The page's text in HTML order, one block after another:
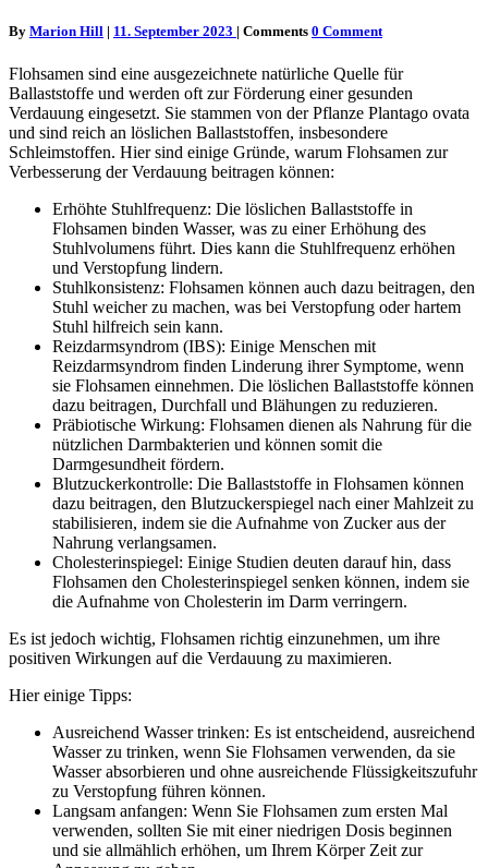
By Marion Hill | 11. September 2023 | Comments 0 Comment
Flohsamen sind eine ausgezeichnete natürliche Quelle für
Ballaststoffe und werden oft zur Förderung einer gesunden
Verdauung eingesetzt. Sie stammen von der Pflanze Plantago ovata
und sind reich an löslichen Ballaststoffen, insbesondere
Schleimstoffen. Hier sind einige Gründe, warum Flohsamen zur
Verbesserung der Verdauung beitragen können:
Erhöhte Stuhlfrequenz: Die löslichen Ballaststoffe in
Flohsamen binden Wasser, was zu einer Erhöhung des
Stuhlvolumens führt. Dies kann die Stuhlfrequenz erhöhen
und Verstopfung lindern.
Stuhlkonsistenz: Flohsamen können auch dazu beitragen, den
Stuhl weicher zu machen, was bei Verstopfung oder hartem
Stuhl hilfreich sein kann.
Reizdarmsyndrom (IBS): Einige Menschen mit
Reizdarmsyndrom finden Linderung ihrer Symptome, wenn
sie Flohsamen einnehmen. Die löslichen Ballaststoffe können
dazu beitragen, Durchfall und Blähungen zu reduzieren.
Präbiotische Wirkung: Flohsamen dienen als Nahrung für die
nützlichen Darmbakterien und können somit die
Darmgesundheit fördern.
Blutzuckerkontrolle: Die Ballaststoffe in Flohsamen können
dazu beitragen, den Blutzuckerspiegel nach einer Mahlzeit zu
stabilisieren, indem sie die Aufnahme von Zucker aus der
Nahrung verlangsamen.
Cholesterinspiegel: Einige Studien deuten darauf hin, dass
Flohsamen den Cholesterinspiegel senken können, indem sie
die Aufnahme von Cholesterin im Darm verringern.
Es ist jedoch wichtig, Flohsamen richtig einzunehmen, um ihre
positiven Wirkungen auf die Verdauung zu maximieren.
Hier einige Tipps:
Ausreichend Wasser trinken: Es ist entscheidend, ausreichend
Wasser zu trinken, wenn Sie Flohsamen verwenden, da sie
Wasser absorbieren und ohne ausreichende Flüssigkeitszufuhr
zu Verstopfung führen können.
Langsam anfangen: Wenn Sie Flohsamen zum ersten Mal
verwenden, sollten Sie mit einer niedrigen Dosis beginnen
und sie allmählich erhöhen, um Ihrem Körper Zeit zur